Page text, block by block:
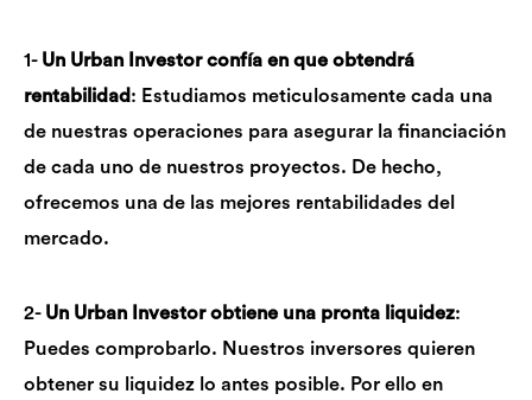
1- Un Urban Investor confía en que obtendrá
rentabilidad : Estudiamos meticulosamente cada una
de nuestras operaciones para asegurar la financiación
de cada uno de nuestros proyectos. De hecho,
ofrecemos una de las mejores rentabilidades del
mercado.
2- Un Urban Investor obtiene una pronta liquidez:
Puedes comprobarlo. Nuestros inversores quieren
obtener su liquidez lo antes posible. Por ello en